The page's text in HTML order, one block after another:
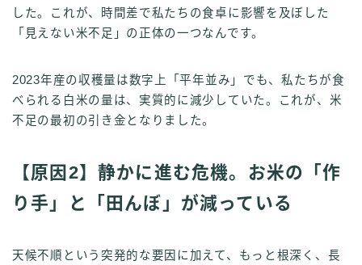
した。これが、時間差で私たちの食卓に影響を及ぼした
「見えない米不足」の正体の一つなんです。
2023年産の収穫量は数字上「平年並み」でも、私たちが食
べられる白米の量は、実質的に減少していた。これが、米
不足の最初の引き金となりました。
【原因2】静かに進む危機。お米の「作
り手」と「田んぼ」が減っている
天候不順という突発的な要因に加えて、もっと根深く、長